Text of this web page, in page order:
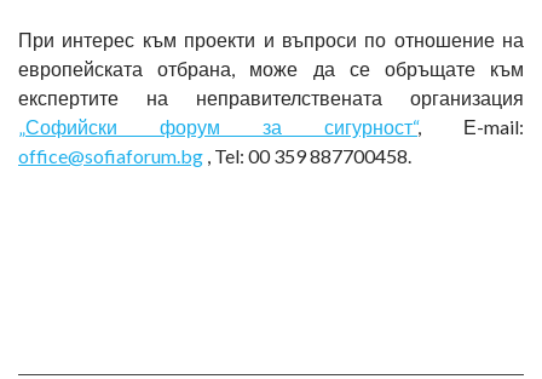
При интерес към проекти и въпроси по отношение на
европейската отбрана, може да се обръщате към
експертите на неправителствената организация
„Софийски форум за сигурност“, Е-mail:
office@sofiaforum.bg , Tel: 00 359 887700458.